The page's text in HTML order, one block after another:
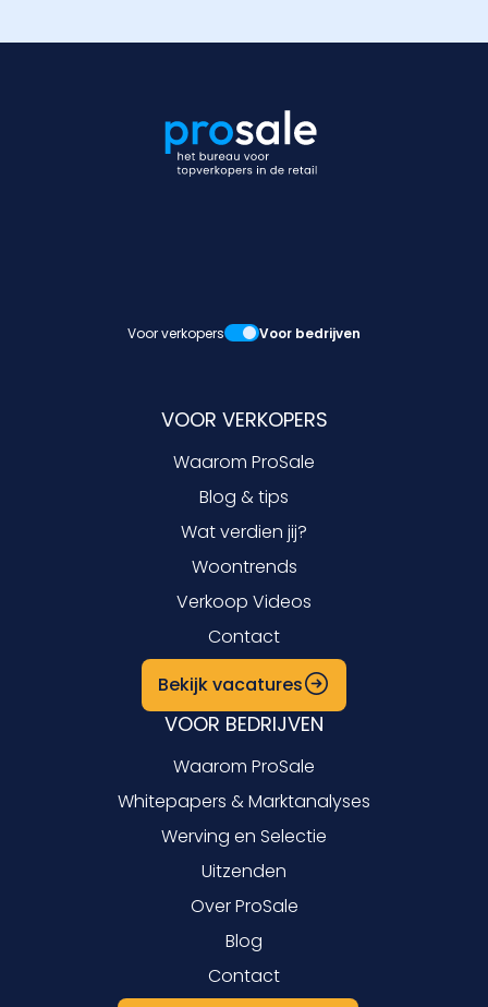
Voor verkopers Voor bedrijven
VOOR VERKOPERS
Waarom ProSale
Blog & tips
Wat verdien jij?
Woontrends
Verkoop Videos
Contact
Bekijk vacatures
VOOR BEDRIJVEN
Waarom ProSale
Whitepapers & Marktanalyses
Werving en Selectie
Uitzenden
Over ProSale
Blog
Contact